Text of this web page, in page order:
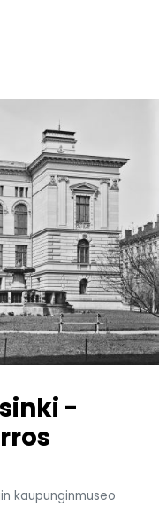
-
kaupunginmuseo